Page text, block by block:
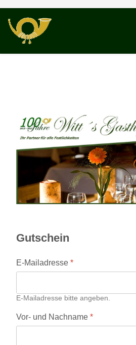
Gutschein
E-Mailadresse *
E-Mailadresse bitte angeben.
Vor- und Nachname *